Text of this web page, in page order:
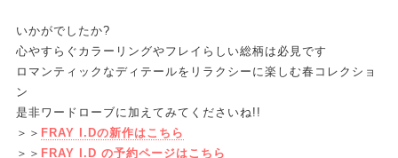
いかがでしたか?
心やすらぐカラーリングやフレイらしい総柄は必見です
ロマンティックなディテールをリラクシーに楽しむ春コレクショ
ン
是非ワードローブに加えてみてくださいね!!
＞＞ FRAY I.Dの新作はこちら
＞＞ FRAY I.D の予約ページはこちら